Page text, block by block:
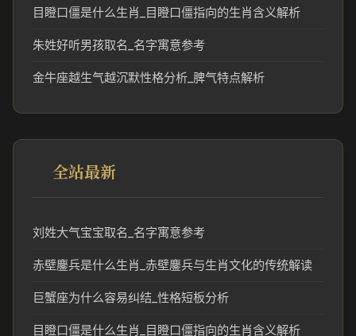
目瞪口僵是什么生肖_目瞪口僵指向的生肖含义解析
朱姓好听男孩取名_名字寓意参考
金牛座越生气越沉默性格分析_脾气特点解析
全站最新
刘姓大气宝宝取名_名字寓意参考
赤壁鏖兵是什么生肖_赤壁鏖兵与生肖文化的传统解读
巨蟹座为什么容易纠结_性格短板分析
目瞪口僵是什么生肖_目瞪口僵指向的生肖含义解析